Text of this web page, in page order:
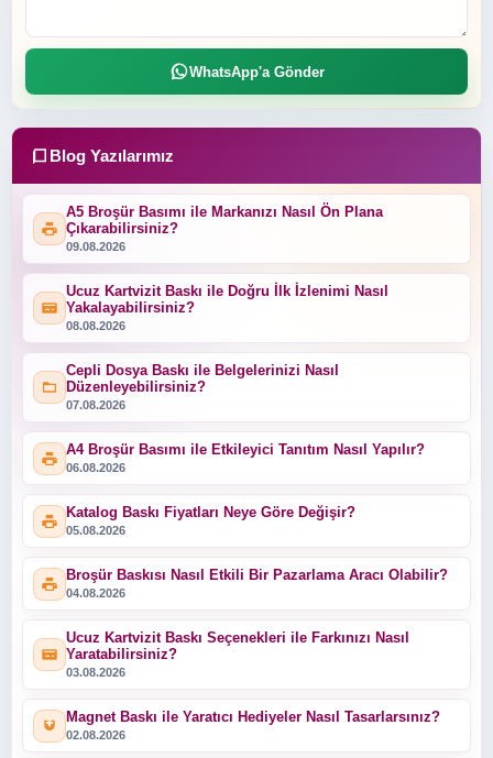
Blog Yazılarımız
A5 Broşür Basımı ile Markanızı Nasıl Ön Plana
Çıkarabilirsiniz?
09.08.2026
Ucuz Kartvizit Baskı ile Doğru İlk İzlenimi Nasıl
Yakalayabilirsiniz?
08.08.2026
Cepli Dosya Baskı ile Belgelerinizi Nasıl
Düzenleyebilirsiniz?
07.08.2026
A4 Broşür Basımı ile Etkileyici Tanıtım Nasıl Yapılır?
06.08.2026
Katalog Baskı Fiyatları Neye Göre Değişir?
05.08.2026
Broşür Baskısı Nasıl Etkili Bir Pazarlama Aracı Olabilir?
04.08.2026
Ucuz Kartvizit Baskı Seçenekleri ile Farkınızı Nasıl
Yaratabilirsiniz?
03.08.2026
Magnet Baskı ile Yaratıcı Hediyeler Nasıl Tasarlarsınız?
02.08.2026
WhatsApp'a Gönder